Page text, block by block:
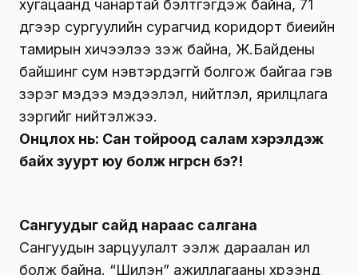
тогтооход өмгөөлөгчид чухал үүрэгтэй,
Ж.Сандагсүрэн: Үл хөдлөх эд хөрөнгийн
татварыг бодитоор үнэлнэ, “Хулгайгүй
тогтолцоо бүрдүүлэх үү, хулгайтайгаа үлдэх
үү”гэдгийг УИХ энэ долоо хоногт “сонгоно”,
Сан тойроод салам хэрэлдэж байх зуур юу
болж өнгөрсөн бэ?, Оюутан цэргүүд богино
тамирын хичээлээ үзэж байна, Ж.Байдены
байшинг сум нэвтэрдэггүй болгож байгаа гэв
зэрэг мэдээ мэдээлэл, нийтлэл, ярилцлага